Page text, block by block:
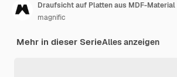
Draufsicht auf Platten aus MDF-Material
magnific
Mehr in dieser SerieAlles anzeigen